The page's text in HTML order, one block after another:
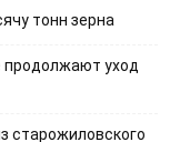
тонн зерна
продолжают уход
старожиловского